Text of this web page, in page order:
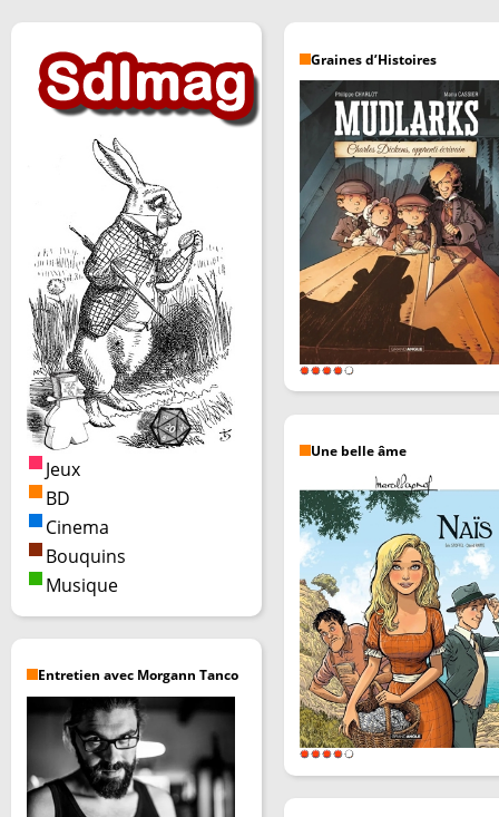
Jeux
BD
Cinema
Bouquins
Musique
Entretien avec Morgann Tanco
Graines d’Histoires
Une belle âme